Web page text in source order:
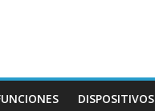
DISPOSITIVOS